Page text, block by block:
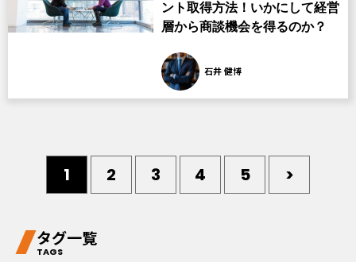
ント取得方法！いかにして経営
層から商談機会を得るのか？
石井 健博
1 2 3 4 5 >
タグ一覧
TAGS